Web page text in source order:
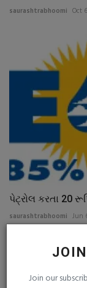
Join our
saurashtrabhoomi Oct
પેટ્રોલ કરતા 20
saurashtrabhoomi Jun
COMMENTS
Name